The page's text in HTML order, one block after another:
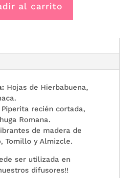
al carrito
Hojas de Hierbabuena,
recién cortada,
Romana.
de madera de
Tomillo y Almizcle.
ser utilizada en
difusores!!